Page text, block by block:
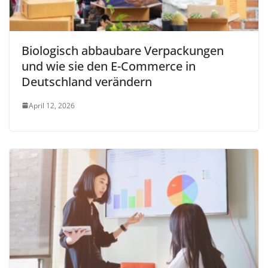
Biologisch abbaubare Verpackungen
und wie sie den E-Commerce in
Deutschland verändern
April 12, 2026